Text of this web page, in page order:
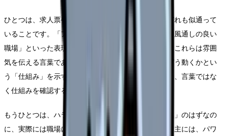
ひとつは、求人票や採用ページに書かれる言葉が、どれも似通って
いることです。「アットホーム」「人間関係良好」「風通しの良い
職場」といった表現は、ほとんどの法人が使います。これらは雰囲
気を伝える言葉であって、相談が起きた時に職場がどう動くかとい
う「仕組み」を示すものではありません。だからこそ、言葉ではな
く仕組みを確認する必要があります。
もうひとつは、ハラスメントへの対応が「あって当然」のはずなの
に、実際には職場によって差が大きいことです。事業主には、パワ